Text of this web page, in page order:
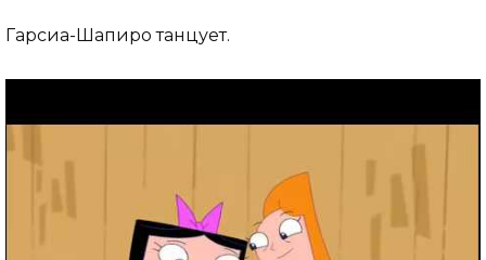
Гарсиа-Шапиро танцует.